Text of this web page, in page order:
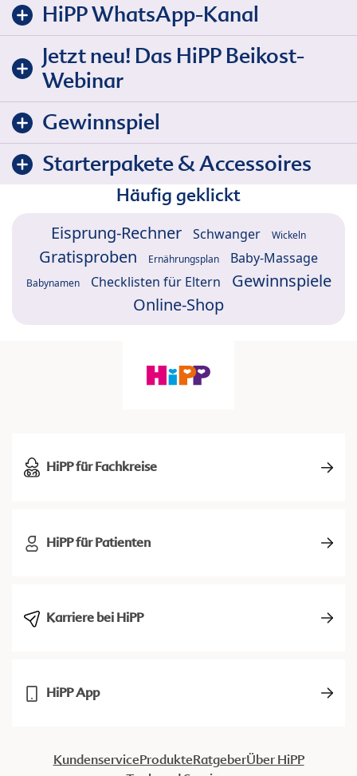
HiPP WhatsApp-Kanal
Jetzt neu! Das HiPP Beikost-
Webinar
Gewinnspiel
Starterpakete & Accessoires
Häufig geklickt
Eisprung-Rechner Schwanger Wickeln
Gratisproben Ernährungsplan Baby-Massage
Babynamen Checklisten für Eltern
Gewinnspiele
Online-Shop
HiPP für Fachkreise
HiPP für Patienten
Karriere bei HiPP
HiPP App
KundenserviceProdukteRatgeberÜber HiPP